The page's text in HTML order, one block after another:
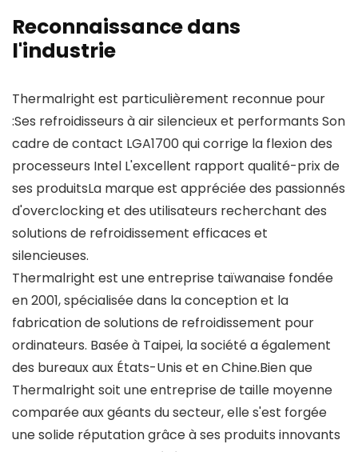
Reconnaissance dans
l'industrie
Thermalright est particulièrement reconnue pour
:Ses refroidisseurs à air silencieux et performants Son
cadre de contact LGA1700 qui corrige la flexion des
processeurs Intel L'excellent rapport qualité-prix de
ses produitsLa marque est appréciée des passionnés
d'overclocking et des utilisateurs recherchant des
solutions de refroidissement efficaces et
silencieuses.
Thermalright est une entreprise taïwanaise fondée
en 2001, spécialisée dans la conception et la
fabrication de solutions de refroidissement pour
ordinateurs. Basée à Taipei, la société a également
des bureaux aux États-Unis et en Chine.Bien que
Thermalright soit une entreprise de taille moyenne
comparée aux géants du secteur, elle s'est forgée
une solide réputation grâce à ses produits innovants